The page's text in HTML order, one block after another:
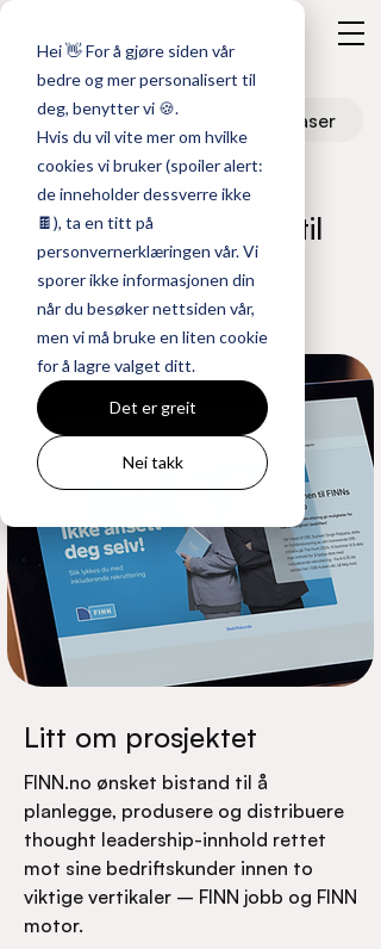
Hei 👋 For å gjøre siden vår
bedre og mer personalisert til
deg, benytter vi 🍪.
Hvis du vil vite mer om hvilke
cookies vi bruker (spoiler alert:
de inneholder dessverre ikke
🍫), ta en titt på
personvernerklæringen vår. Vi
sporer ikke informasjonen din
når du besøker nettsiden vår,
men vi må bruke en liten cookie
for å lagre valget ditt.
Det er greit
Nei takk
Alle Caser
Utleie av
innholdsrådgiver til
FINN
Innhold Strategi
Litt om prosjektet
FINN.no ønsket bistand til å
planlegge, produsere og distribuere
thought leadership-innhold rettet
mot sine bedriftskunder innen to
viktige vertikaler – FINN jobb og FINN
motor.